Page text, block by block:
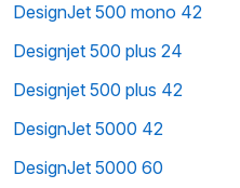
DesignJet 500 mono 42
Designjet 500 plus 24
Designjet 500 plus 42
DesignJet 5000 42
DesignJet 5000 60